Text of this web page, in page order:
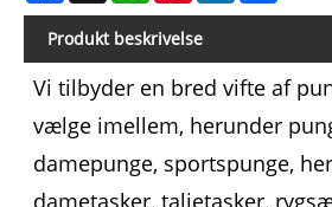
Produkt beskrivelse
Vi tilbyder en bred vifte af
vælge imellem, herunder
damepunge, sportspunge,
dametasker, taljetasker,